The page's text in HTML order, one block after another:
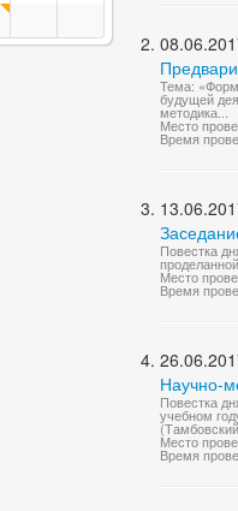
Тема:
будущей
методика...
Место
Время
Повестка
Место
Время
Научно-
Повестка
учебном
Место
Время